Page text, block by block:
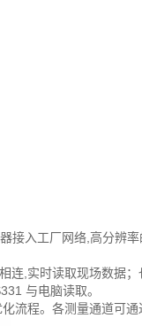
接入工厂网络,高分辨
连,实时读取现场数据
与电脑读取。
流程。各测量通道可通